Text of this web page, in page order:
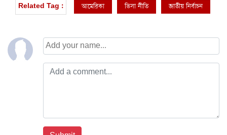
Related Tag : আমেরিকা ভিসা নীতি জাতীয় নির্বাচন